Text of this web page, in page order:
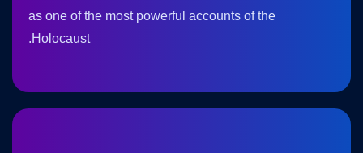
as one of the most powerful accounts of the
Holocaust.